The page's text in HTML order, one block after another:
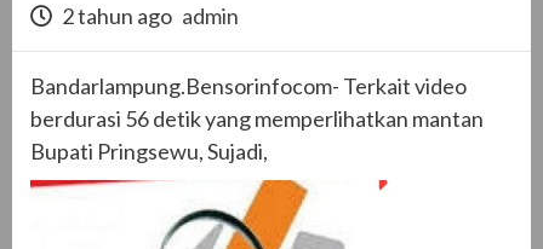
2 tahun ago admin
Bandarlampung.Bensorinfocom- Terkait video
berdurasi 56 detik yang memperlihatkan mantan
Bupati Pringsewu, Sujadi,